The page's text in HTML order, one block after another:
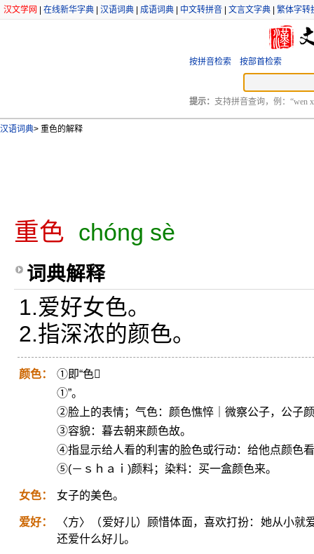
汉文学网 在线新华字典 汉语词典 成语词典 中文转拼音 文言文字典 繁体字转
按拼音检索 按部首检索
提示： 支持拼音查询，例：“wen
汉语词典> 重色的解释
重色 chóng sè
词典解释
1.爱好女色。
2.指深浓的颜色。
颜色：
①即“色
①”。
②脸上的表情；气色：颜色憔悴｜微察公子，公子
③容貌：暮去朝来颜色故。
④指显示给人看的利害的脸色或行动：给他点颜色
⑤(－ｓｈａｉ)颜料；染料：买一盒颜色来。
女色： 女子的美色。
爱好：
〈方〉（爱好儿）顾惜体面，喜欢打扮：她从小
还爱什么好儿。